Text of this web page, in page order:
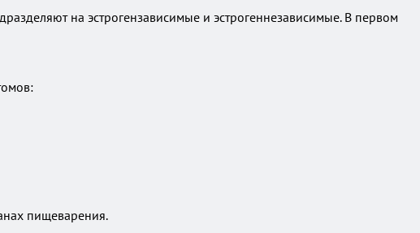
на эстрогензависимые и эстрогеннезависимые. В первом
пищеварения.